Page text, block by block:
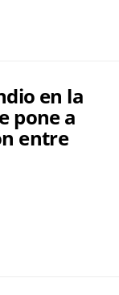
en la
pone a
entre